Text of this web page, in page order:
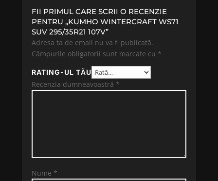
FII PRIMUL CARE SCRII O RECENZIE
PENTRU „KUMHO WINTERCRAFT WS71
SUV 295/35R21 107V”
Adresa ta de email nu va fi publicată.
Câmpurile obligatorii sunt marcate cu *
RATING-UL TĂU
Recenzia dumneavoastră *
Nume *